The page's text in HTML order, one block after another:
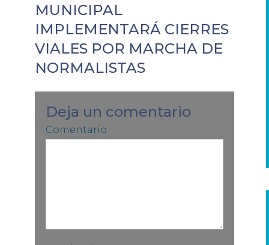
MUNICIPAL
IMPLEMENTARÁ CIERRES
VIALES POR MARCHA DE
NORMALISTAS
Deja un comentario
Comentario